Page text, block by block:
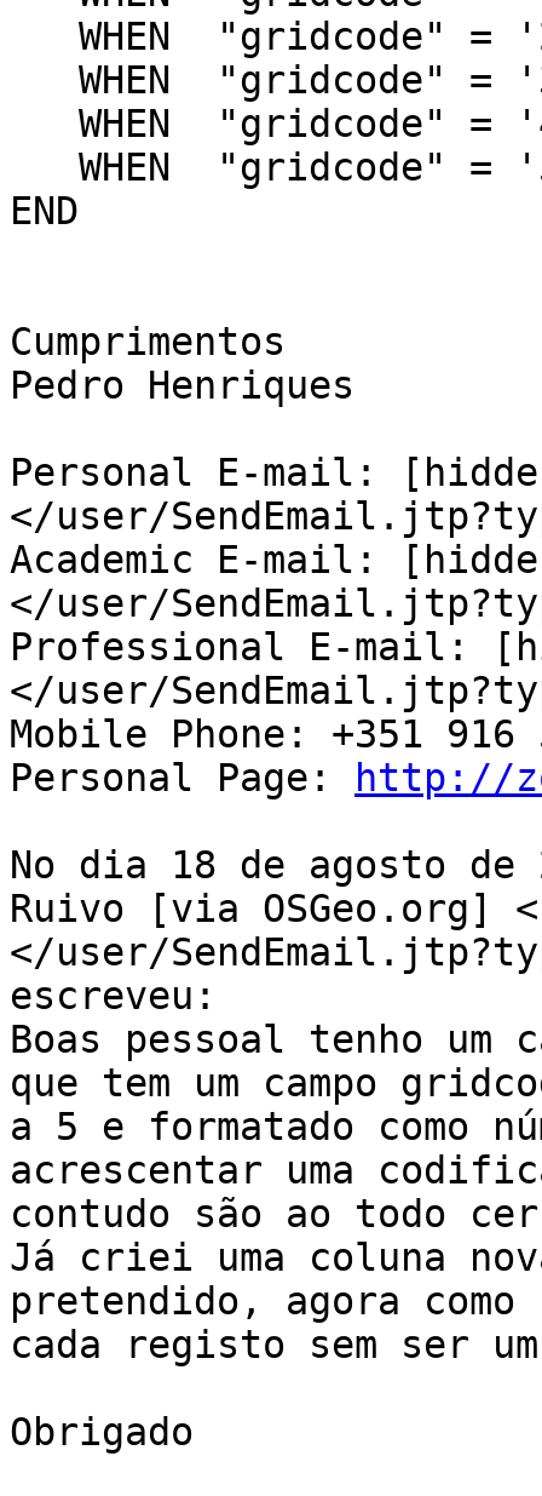
END
Cumprimentos
Pedro Henriques
Personal E-mail:
</user/
Academic E-mail:
</user/
Professional E-mail:
</user/
Mobile Phone: +351 916
Personal Page:
http://
No dia 18 de agosto de
Ruivo [via OSGeo.org]
</user/
escreveu:
Boas pessoal tenho
que tem um campo
a 5 e formatado como
acrescentar uma
contudo são ao todo
Já criei uma coluna
pretendido, agora
cada registo sem ser
Obrigado